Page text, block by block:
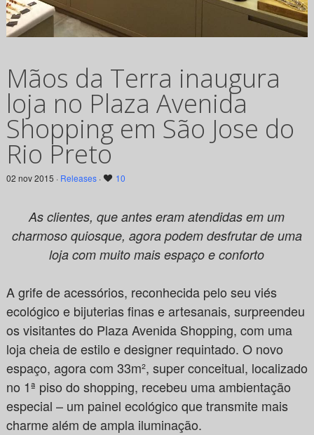
Mãos da Terra inaugura
loja no Plaza Avenida
Shopping em São Jose do
Rio Preto
02 nov 2015 · Releases· 10
As clientes, que antes eram atendidas em um
charmoso quiosque, agora podem desfrutar de uma
loja com muito mais espaço e conforto
A grife de acessórios, reconhecida pelo seu viés
ecológico e bijuterias finas e artesanais, surpreendeu
os visitantes do Plaza Avenida Shopping, com uma
loja cheia de estilo e designer requintado. O novo
espaço, agora com 33m², super conceitual, localizado
no 1ª piso do shopping, recebeu uma ambientação
especial – um painel ecológico que transmite mais
charme além de ampla iluminação.